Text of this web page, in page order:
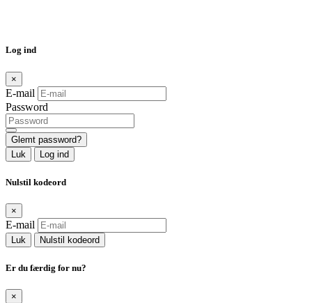
Log ind
×
E-mail
Password
Glemt password?
Luk
Log ind
Nulstil kodeord
×
E-mail
Luk Nulstil kodeord
Er du færdig for nu?
×